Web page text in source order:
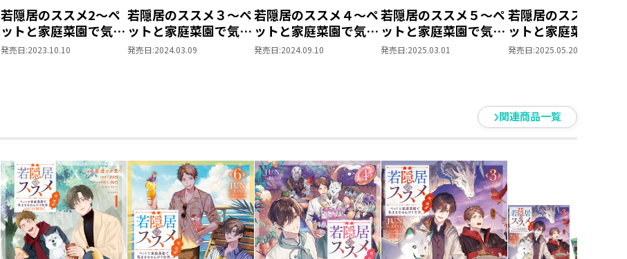
若隠居のススメ2～ペ
ットと家庭菜園で気ま
まなのんびり生活。
発売日:2023.10.10
若隠居のススメ３～ペ
ットと家庭菜園で気ま
まなのんびり生活。
発売日:2024.03.09
若隠居のススメ４～ペ
ットと家庭菜園で気ま
まなのんびり生活。
発売日:2024.09.10
若隠居のススメ５～ペ
ットと家庭菜園で気ま
まなのんびり生活。
発売日:2025.03.01
若隠居のススメ６～
ットと家庭菜園で気
まなのんびり生活。
発売日:2025.05.20
関連商品一覧